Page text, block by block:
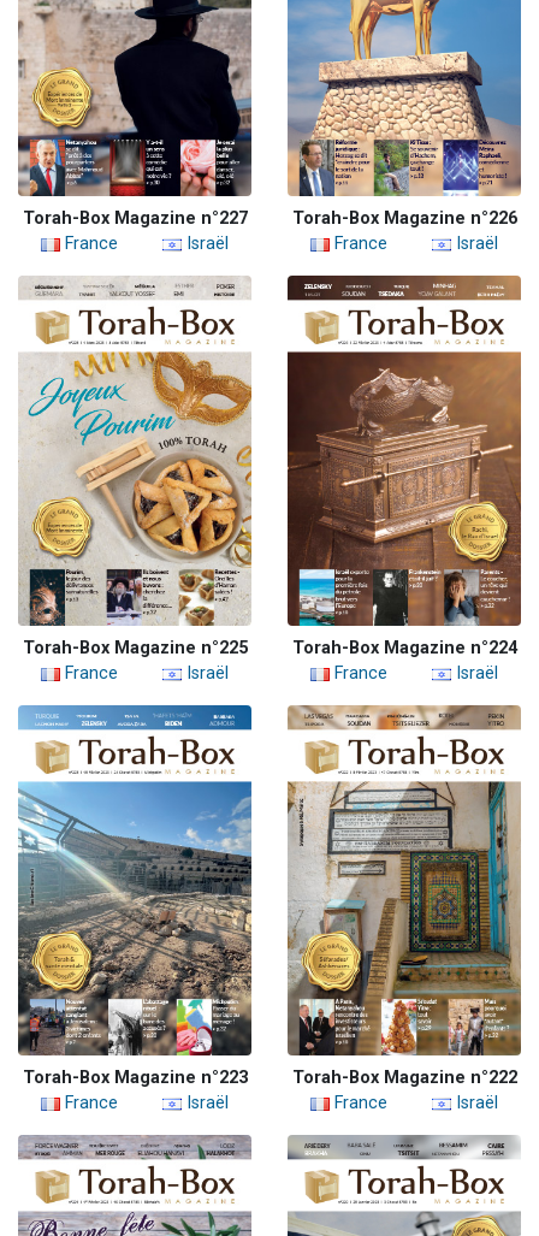
Torah-Box Magazine n°227
France
Israël
Torah-Box Magazine n°226
France
Israël
Torah-Box Magazine n°225
France
Israël
Torah-Box Magazine n°224
France
Israël
Torah-Box Magazine n°223
France
Israël
Torah-Box Magazine n°222
France
Israël